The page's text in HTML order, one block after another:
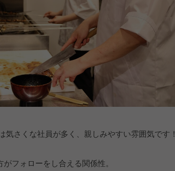
さくな社員が多く、親しみやすい雰囲気です！
フォローをし合える関係性。